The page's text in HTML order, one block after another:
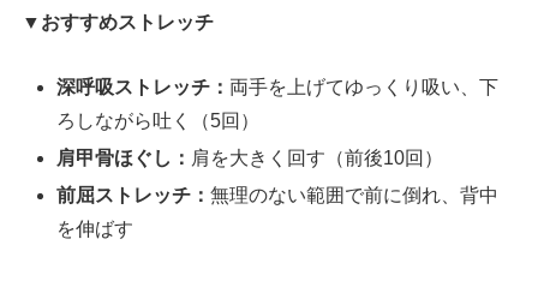
▼おすすめストレッチ
深呼吸ストレッチ： 両手を上げてゆっくり吸い、下
ろしながら吐く（5回）
肩甲骨ほぐし： 肩を大きく回す（前後10回）
前屈ストレッチ：無理のない範囲で前に倒れ、背中
を伸ばす